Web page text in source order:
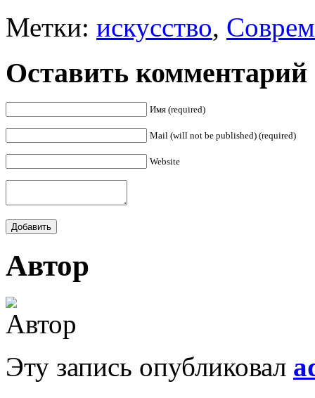
Метки: искусство,
Оставить комментарий
Имя (required)
Mail (will not be published) (required)
Website
Автор
Эту запись опубликовал